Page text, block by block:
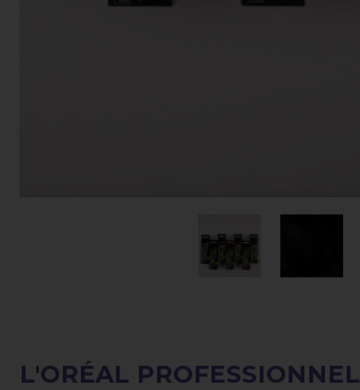
L'ORÉAL PROFESSIONNEL